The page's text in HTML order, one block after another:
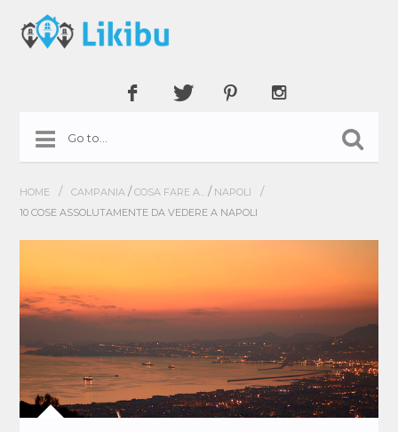
HOME / CAMPANIA /COSA FARE A... / NAPOLI /
10 COSE ASSOLUTAMENTE DA VEDERE A NAPOLI